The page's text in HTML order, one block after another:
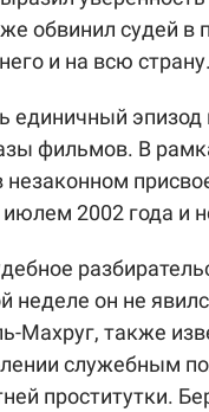
обвинил судей в
и на всю страну.
единичный эпизод
фильмов. В
2002 года и
неделе он не
Махруг, также
служебным
проститутки.